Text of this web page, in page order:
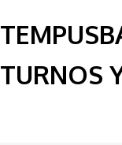
TURNOS